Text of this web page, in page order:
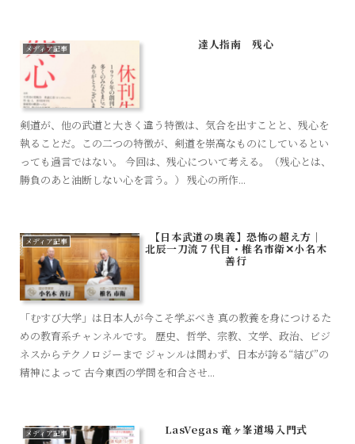
メディア記事 達人指南 残心
剣道が、他の武道と大きく違う特徴は、気合を出すことと、残心を
執ることだ。この二つの特徴が、剣道を崇高なものにしているとい
っても過言ではない。 今回は、残心について考える。（残心とは、
勝負のあと油断しない心を言う。） 残心の所作...
メディア記事 【日本武道の奥義】恐怖の超え方│
北辰一刀流７代目・椎名市衛✕小名木
善行
「むすび大学」は日本人が今こそ学ぶべき 真の教養を身につけるた
めの教育系チャンネルです。 歴史、哲学、宗教、文学、政治、ビジ
ネスからテクノロジーまで ジャンルは問わず、日本が誇る“結び”の
精神によって 古今東西の学問を和合させ...
メディア記事 LasVegas 竜ヶ峯道場入門式